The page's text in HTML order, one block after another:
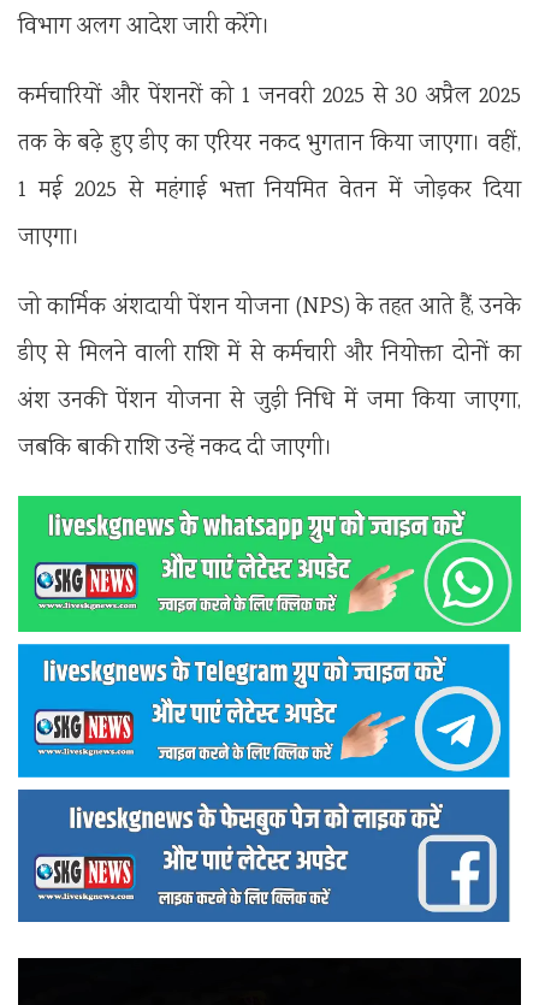
विभाग अलग आदेश जारी करेंगे।
कर्मचारियों और पेंशनरों को 1 जनवरी 2025 से 30 अप्रैल 2025
तक के बढ़े हुए डीए का एरियर नकद भुगतान किया जाएगा। वहीं,
1 मई 2025 से महंगाई भत्ता नियमित वेतन में जोड़कर दिया
जाएगा।
जो कार्मिक अंशदायी पेंशन योजना (NPS) के तहत आते हैं, उनके
डीए से मिलने वाली राशि में से कर्मचारी और नियोक्ता दोनों का
अंश उनकी पेंशन योजना से जुड़ी निधि में जमा किया जाएगा,
जबकि बाकी राशि उन्हें नकद दी जाएगी।